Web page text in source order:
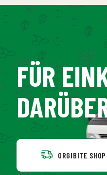
FÜR
ORGIBITE SHOP